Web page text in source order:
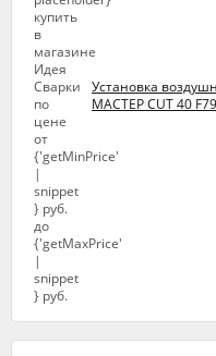
Установка
МАСТЕР CUT 40 F79